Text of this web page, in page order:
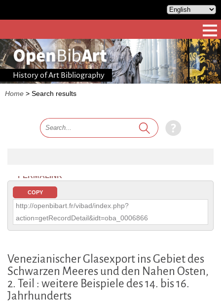
History of Art Bibliography
Home > Search results
PERMALINK
COPY
http://openbibart.fr/vibad/index.php?
action=getRecordDetail&idt=oba_0006866
Venezianischer Glasexport ins Gebiet des
Schwarzen Meeres und den Nahen Osten,
2. Teil : weitere Beispiele des 14. bis 16.
Jahrhunderts